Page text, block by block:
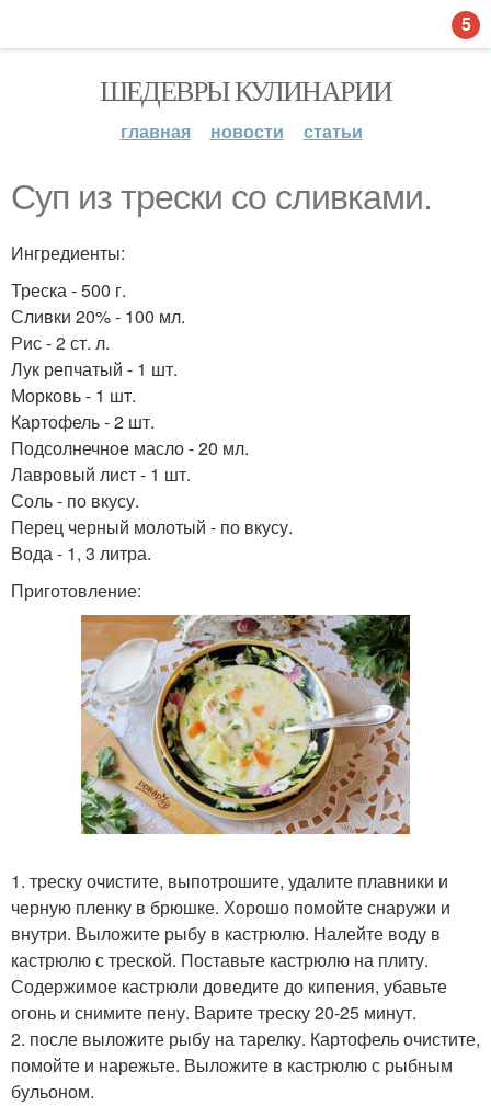
ШЕДЕВРЫ КУЛИНАРИИ
главная новости статьи
Суп из трески со сливками.
Ингредиенты:
Треска - 500 г.
Сливки 20% - 100 мл.
Рис - 2 ст. л.
Лук репчатый - 1 шт.
Морковь - 1 шт.
Картофель - 2 шт.
Подсолнечное масло - 20 мл.
Лавровый лист - 1 шт.
Соль - по вкусу.
Перец черный молотый - по вкусу.
Вода - 1, 3 литра.
Приготовление:
1. треску очистите, выпотрошите, удалите плавники и
черную пленку в брюшке. Хорошо помойте снаружи и
внутри. Выложите рыбу в кастрюлю. Налейте воду в
кастрюлю с треской. Поставьте кастрюлю на плиту.
Содержимое кастрюли доведите до кипения, убавьте
огонь и снимите пену. Варите треску 20-25 минут.
2. после выложите рыбу на тарелку. Картофель очистите,
помойте и нарежьте. Выложите в кастрюлю с рыбным
бульоном.
5